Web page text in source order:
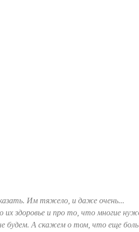
Им тяжело, и даже очень...
их здоровье и про то, что многие
будем. А скажем о том, что еще